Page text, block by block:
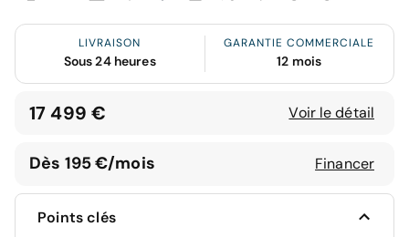
LIVRAISON
Sous 24 heures
GARANTIE COMMERCIALE
12 mois
17 499 € Voir le détail
Dès 195 €/mois Financer
Points clés